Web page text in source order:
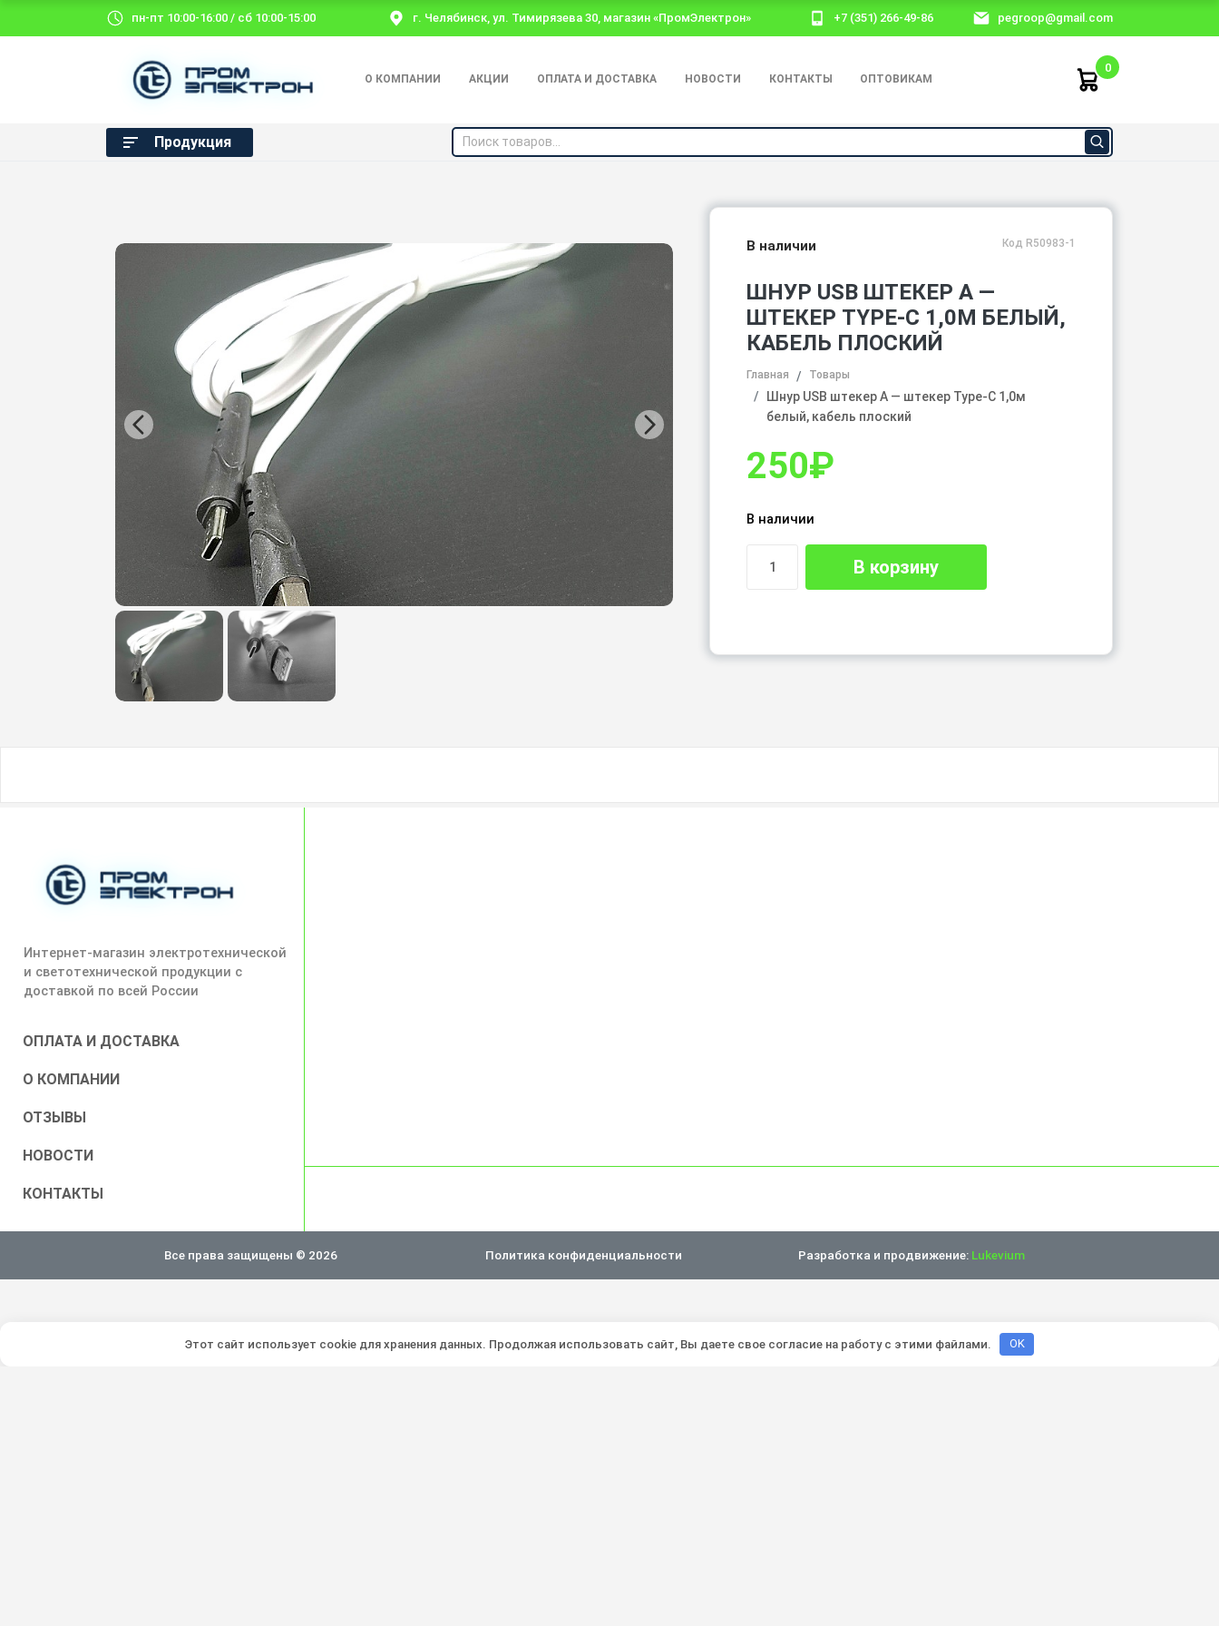
пн-пт 10:00-16:00 / сб 10:00-15:00 г. Челябинск, ул. Тимирязева 30, магазин «ПромЭлектрон» +7 (351) 266-49-86 pegroop@gmail.com
О КОМПАНИИ АКЦИИ ОПЛАТА И ДОСТАВКА НОВОСТИ КОНТАКТЫ ОПТОВИКАМ
0
Продукция
В наличии Код R50983-1
ШНУР USB ШТЕКЕР А —
ШТЕКЕР TYPE-C 1,0М БЕЛЫЙ,
КАБЕЛЬ ПЛОСКИЙ
Главная Товары
Шнур USB штекер А — штекер Type-C 1,0м
белый, кабель плоский
250₽
В наличии
В корзину
Интернет-магазин электротехнической
и светотехнической продукции с
доставкой по всей России
ОПЛАТА И ДОСТАВКА
О КОМПАНИИ
ОТЗЫВЫ
НОВОСТИ
КОНТАКТЫ
Все права защищены © 2026 Политика конфиденциальности Разработка и продвижение: Lukevium
Этот сайт использует cookie для хранения данных. Продолжая использовать сайт, Вы даете свое согласие на работу с этими файлами. OK